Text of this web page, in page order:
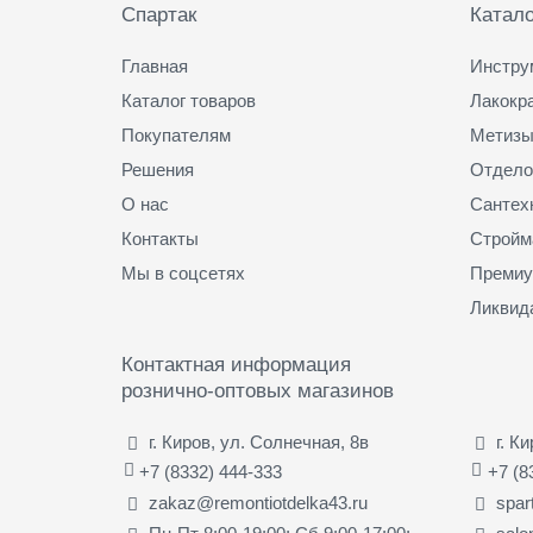
Спартак
Главная
Каталог товаров
Покупателям
Решения
О нас
Контакты
Мы в соцсетях
Контактная информация
рознично-оптовых магазинов
г. Киров, ул. Солнечная, 8в
+7 (8332) 444-333
zakaz@remontiotdelka43.ru
г.
+7